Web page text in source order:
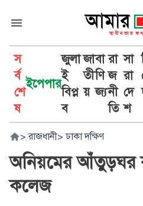
স
র্ব
শে
ষ
ইপেপার
জুলা
ই
বিপ্ল
ব
জা
তী
য়
বা
ণি
জ্য
রা
জ
নী
তি
সা
রা
দে
শ
> রাজধানী> ঢাকা দক্ষিণ
অনিয়মের আঁতুড়ঘর
কলেজ